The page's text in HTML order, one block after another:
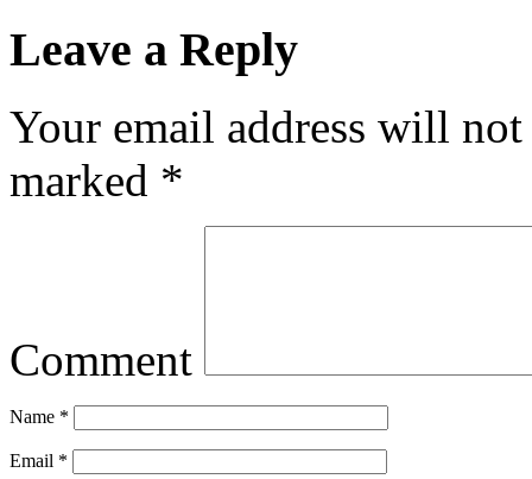
Leave a Reply
Your email address will
marked *
Comment
Name *
Email *